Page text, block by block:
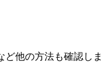
他の方法も確認しま